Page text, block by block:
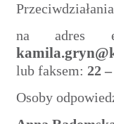
na adres
lub faksem: 22
Osoby